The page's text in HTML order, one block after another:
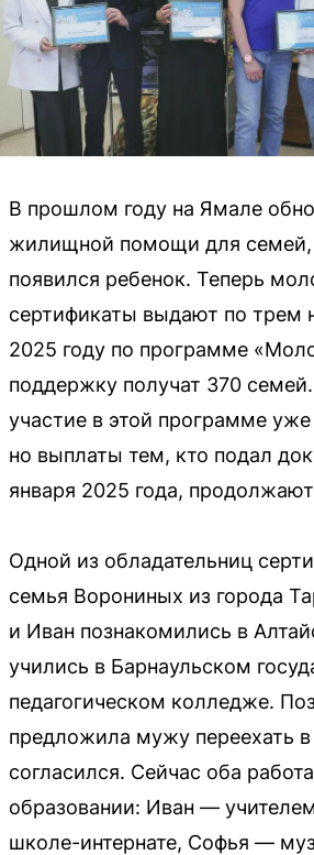
В прошлом году на Ямале
жилищной помощи для семей,
появился ребенок. Теперь
сертификаты выдают по трем
2025 году по программе
поддержку получат 370
участие в этой программе
но выплаты тем, кто подал
января 2025 года,
Одной из обладательниц
семья Ворониных из города
и Иван познакомились в
учились в Барнаульском
педагогическом колледже.
предложила мужу переехать
согласился. Сейчас оба
образовании: Иван —
школе-интернате, Софья —